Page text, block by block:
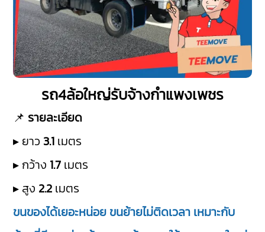
รถ4ล้อใหญ่รับจ้างกำแพงเพชร
📌 รายละเอียด
▸ ยาว 3.1 เมตร
▸ กว้าง 1.7 เมตร
▸ สูง 2.2 เมตร
ขนของได้เยอะหน่อย ขนย้ายไม่ติดเวลา เหมาะกับ